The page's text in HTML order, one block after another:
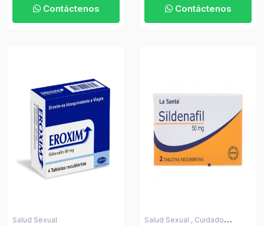
Contáctenos Contáctenos
Salud Sexual Salud Sexual , Cuidado